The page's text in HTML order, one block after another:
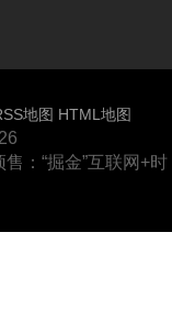
地图 HTML地图
：“掘金”互联网+时